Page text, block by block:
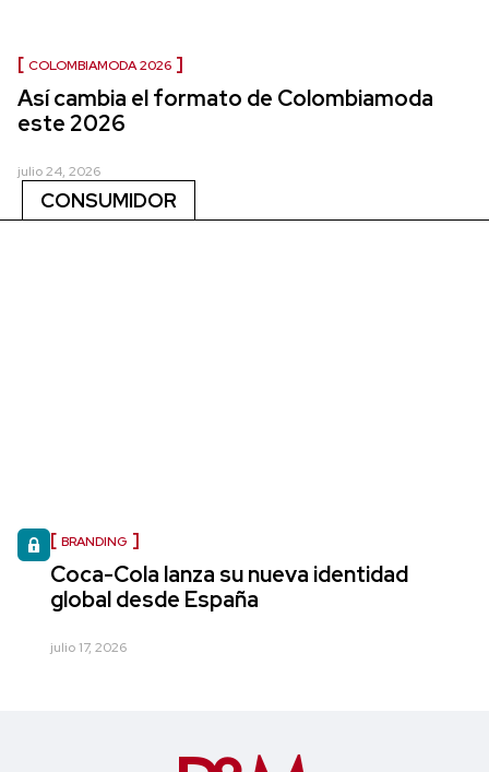
COLOMBIAMODA 2026
Así cambia el formato de Colombiamoda
este 2026
julio 24, 2026
CONSUMIDOR
BRANDING
Coca-Cola lanza su nueva identidad
global desde España
julio 17, 2026